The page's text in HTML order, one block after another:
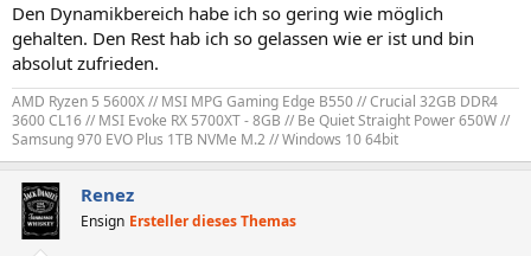
Den Dynamikbereich habe ich so gering wie möglich
gehalten. Den Rest hab ich so gelassen wie er ist und bin
absolut zufrieden.
AMD Ryzen 5 5600X // MSI MPG Gaming Edge B550 // Crucial 32GB DDR4
3600 CL16 // MSI Evoke RX 5700XT - 8GB // Be Quiet Straight Power 650W //
Samsung 970 EVO Plus 1TB NVMe M.2 // Windows 10 64bit
Renez
Ensign Ersteller dieses Themas